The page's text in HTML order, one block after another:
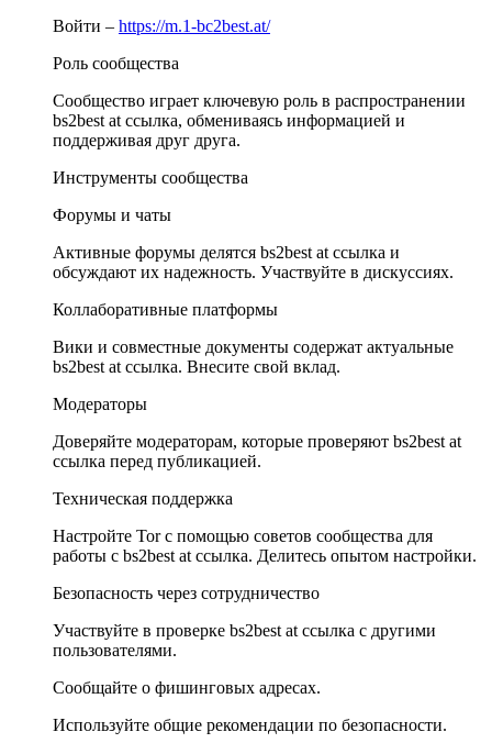
Войти – https://m.1-bc2best.at/
Роль сообщества
Сообщество играет ключевую роль в распространении
bs2best at ссылка, обмениваясь информацией и
поддерживая друг друга.
Инструменты сообщества
Форумы и чаты
Активные форумы делятся bs2best at ссылка и
обсуждают их надежность. Участвуйте в дискуссиях.
Коллаборативные платформы
Вики и совместные документы содержат актуальные
bs2best at ссылка. Внесите свой вклад.
Модераторы
Доверяйте модераторам, которые проверяют bs2best at
ссылка перед публикацией.
Техническая поддержка
Настройте Tor с помощью советов сообщества для
работы с bs2best at ссылка. Делитесь опытом настройки.
Безопасность через сотрудничество
Участвуйте в проверке bs2best at ссылка с другими
пользователями.
Сообщайте о фишинговых адресах.
Используйте общие рекомендации по безопасности.